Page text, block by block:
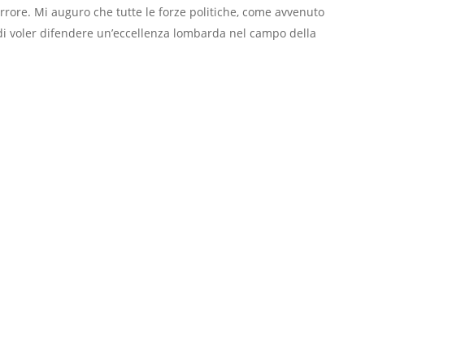
Mi auguro che tutte le forze politiche, come avvenuto
voler difendere un’eccellenza lombarda nel campo della